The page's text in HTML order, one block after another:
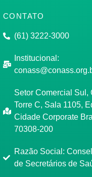
CONTATO
(61) 3222-3000
Institucional:
Setor Comercial Sul,
Torre C, Sala 1105,
Cidade Corporate
70308-200
Razão Social:
de Secretários de